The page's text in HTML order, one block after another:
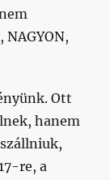
Ott
hanem
re, a